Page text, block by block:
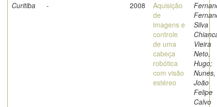
Curitiba - 2008
Aquisição
de
imagens e
controle
de uma
cabeça
robótica
com visão
estéreo
Silva
Vieira
Neto,
Hugo;
Nunes,
João
Felipe
Calvo